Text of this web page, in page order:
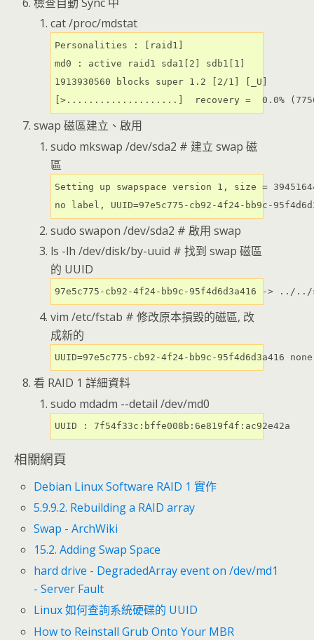
cat /proc/mdstat
Personalities : [raid1]
md0 : active raid1 sda1[2] sdb1[1]
1913930560 blocks super 1.2 [2/1] [_U]
[>....................]  recovery =  0.0% (77568/
swap 磁區建立、啟用
sudo mkswap /dev/sda2 # 建立 swap 磁
區
Setting up swapspace version 1, size =
no label, UUID=97e5c775-cb92-4f24-bb9c-
sudo swapon /dev/sda2 # 啟用 swap
ls -lh /dev/disk/by-uuid # 找到 swap 磁區
的 UUID
97e5c775-cb92-4f24-bb9c-95f4d6d3a416 -> ../../
vim /etc/fstab # 修改原本損毀的磁區, 改
成新的
UUID=97e5c775-cb92-4f24-bb9c-
看 RAID 1 詳細資料
sudo mdadm --detail /dev/md0
UUID : 7f54f33c:bffe008b:6e819f4f:ac92e42a
相關網頁
Debian Linux Software RAID 1 實作
5.9.9.2. Rebuilding a RAID array
Swap - ArchWiki
15.2. Adding Swap Space
hard drive - DegradedArray event on /dev/md1
- Server Fault
Linux 如何查詢系統硬碟的 UUID
How to Reinstall Grub Onto Your MBR